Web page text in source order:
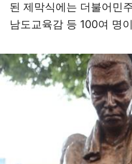
된 제막식에는 더불어민
남도교육감 등 100여 명